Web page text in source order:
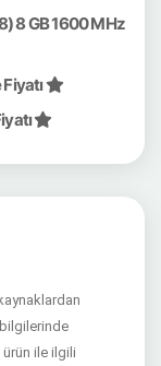
8 GB 1600 MHz
ile ilgili